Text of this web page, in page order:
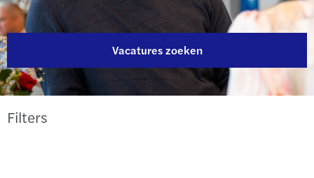
Vacatures zoeken
Filters